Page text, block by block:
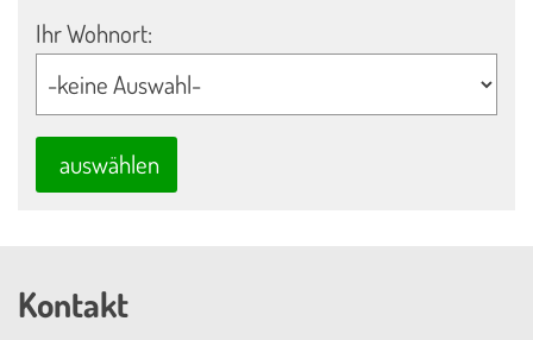
Ihr Wohnort:
auswählen
Kontakt